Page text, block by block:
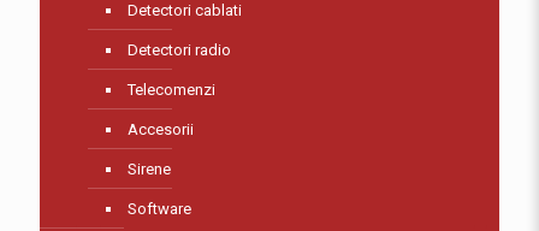
Detectori cablati
Detectori radio
Telecomenzi
Accesorii
Sirene
Software